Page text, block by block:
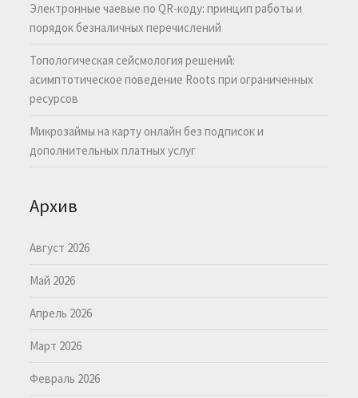
Электронные чаевые по QR-коду: принцип работы и
порядок безналичных перечислений
Топологическая сейсмология решений:
асимптотическое поведение Roots при ограниченных
ресурсов
Микрозаймы на карту онлайн без подписок и
дополнительных платных услуг
Архив
Август 2026
Май 2026
Апрель 2026
Март 2026
Февраль 2026